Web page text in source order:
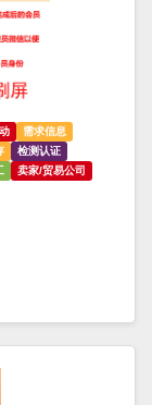
需求信息
检测认证
卖家/贸易公司